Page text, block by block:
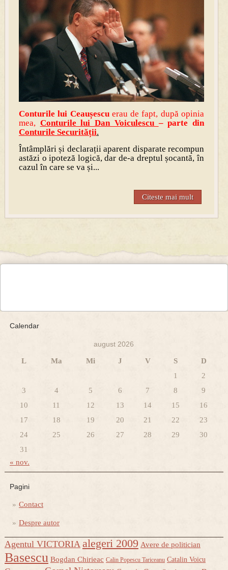
Conturile lui Ceaușescuerau de fapt, după opinia
mea, Conturile lui Dan Voiculescu– parte din
Conturile Securității.
Întâmplări și declarații aparent disparate recompun
astăzi o ipoteză logică, dar de-a dreptul șocantă, în
cazul în care se va și...
Citeste mai mult
Calendar
august 2026
L Ma Mi J V S
D
1
2
3
4 5 6 7 8
9
10
11 12 13 14 15
16
17
18 19 20 21 22
23
24
25 26 27 28 29
30
31
« nov.
Pagini
Contact
Despre autor
Agentul VICTORIA alegeri 2009 Avere de politician
Basescu Bogdan Chirieac Calin Popescu Tariceanu Catalin Voicu